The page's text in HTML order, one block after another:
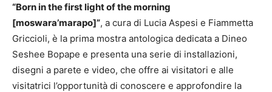
“Born in the first light of the morning
[moswara’marapo]”, a cura di Lucia Aspesi e Fiammetta
Griccioli, è la prima mostra antologica dedicata a Dineo
Seshee Bopape e presenta una serie di installazioni,
disegni a parete e video, che offre ai visitatori e alle
visitatrici l’opportunità di conoscere e approfondire la